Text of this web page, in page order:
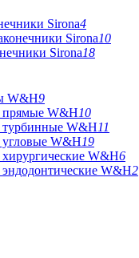
Sirona4
Sirona10
Sirona18
W&H9
прямые W&H10
W&H11
W&H19
W&H6
W&H2